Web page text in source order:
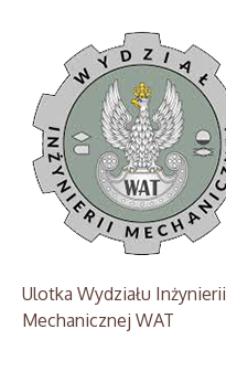
Ulotka Wydziału Inżynierii
Mechanicznej WAT